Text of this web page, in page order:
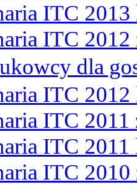
ITC 2013
ITC 2012
dla
ITC 2012
ITC 2011
ITC 2011
ITC 2010